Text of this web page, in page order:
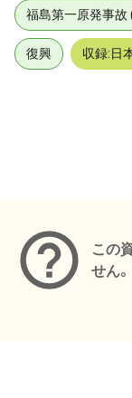
福島第一原発事故
復興 収録:日
この
せん。